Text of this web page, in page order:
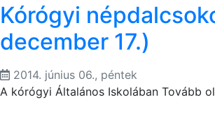
Kórógyi
december 17.)
2014. június 06., péntek
A kórógyi Általános Iskolában Tovább